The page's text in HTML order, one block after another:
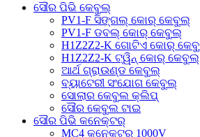
ସୌର ପିଭି କେବୁଲ୍
PV1-F ସିଙ୍ଗଲ୍ କୋର୍ କେବୁଲ୍
PV1-F ଡବଲ୍ କୋର୍ କେବୁଲ୍
H1Z2Z2-K ଗୋଟିଏ କୋର୍
H1Z2Z2-K ଟ୍ୱିନ୍ କୋର୍ କେବୁଲ୍
ଆର୍ଥ ଗ୍ରାଉଣ୍ଡ କେବୁଲ୍
ବ୍ୟାଟେରୀ ସଂଯୋଗ କେବୁଲ୍
ସୋଲାର କେବୁଲ କ୍ଲିପ୍
ସୌର କେବୁଲ ଟାଇ
ସୌର ପିଭି କନେକ୍ଟର୍
MC4 କନେକ୍ଟର 1000V